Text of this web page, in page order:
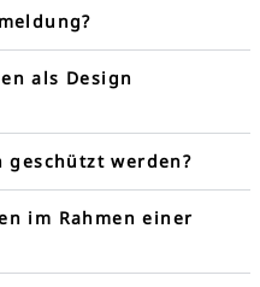
als Design
geschützt werden?
im Rahmen einer